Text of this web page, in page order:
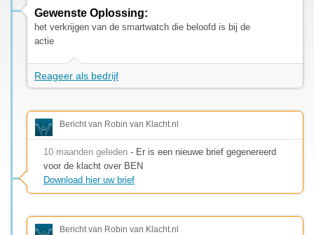
Gewenste Oplossing:
het verkrijgen van de smartwatch die beloofd is bij de
actie
Reageer als bedrijf
Bericht van Robin van Klacht.nl
10 maanden geleden - Er is een nieuwe brief gegenereerd
voor de klacht over BEN
Download hier uw brief
Bericht van Robin van Klacht.nl